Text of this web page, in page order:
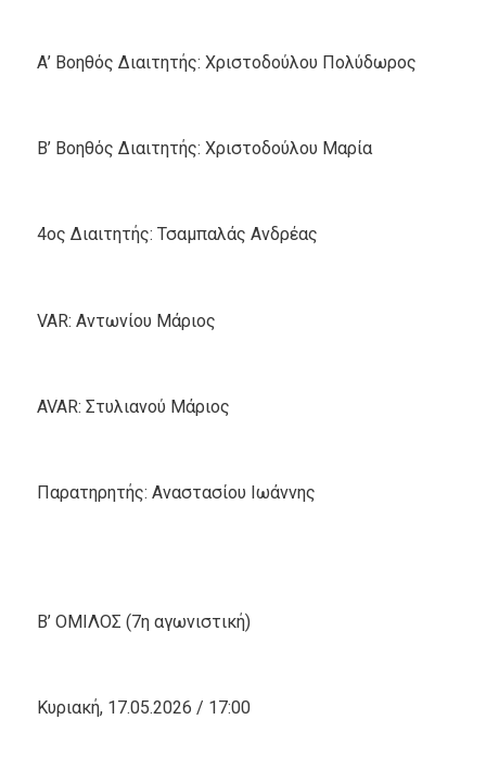
Α’ Βοηθός Διαιτητής: Χριστοδούλου Πολύδωρος
Β’ Βοηθός Διαιτητής: Χριστοδούλου Μαρία
4ος Διαιτητής: Τσαμπαλάς Ανδρέας
VAR: Αντωνίου Μάριος
AVAR: Στυλιανού Μάριος
Παρατηρητής: Αναστασίου Ιωάννης
Β’ ΟΜΙΛΟΣ (7η αγωνιστική)
Κυριακή, 17.05.2026 / 17:00